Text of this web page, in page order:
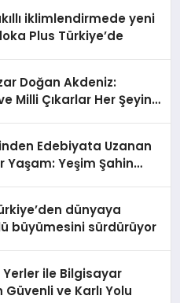
iklimlendirmede yeni
Plus Türkiye’de
Doğan Akdeniz:
Milli Çıkarlar Her Şeyin
Edebiyata Uzanan
Yaşam: Yeşim Şahin
dünyaya
büyümesini sürdürüyor
ile Bilgisayar
Güvenli ve Karlı Yolu